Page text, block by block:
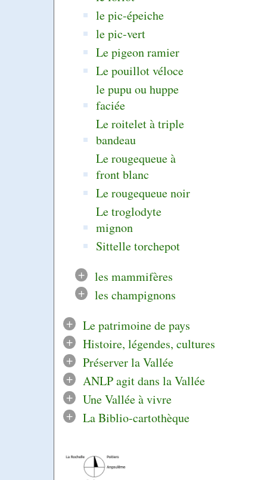
le pic-épeiche
le pic-vert
Le pigeon ramier
Le pouillot véloce
le pupu ou huppe
faciée
Le roitelet à triple
bandeau
Le rougequeue à
front blanc
Le rougequeue noir
Le troglodyte
mignon
Sittelle torchepot
+
les mammifères
+
les champignons
+
Le patrimoine de pays
+
Histoire, légendes, cultures
+
Préserver la Vallée
+
ANLP agit dans la Vallée
+
Une Vallée à vivre
+
La Biblio-cartothèque